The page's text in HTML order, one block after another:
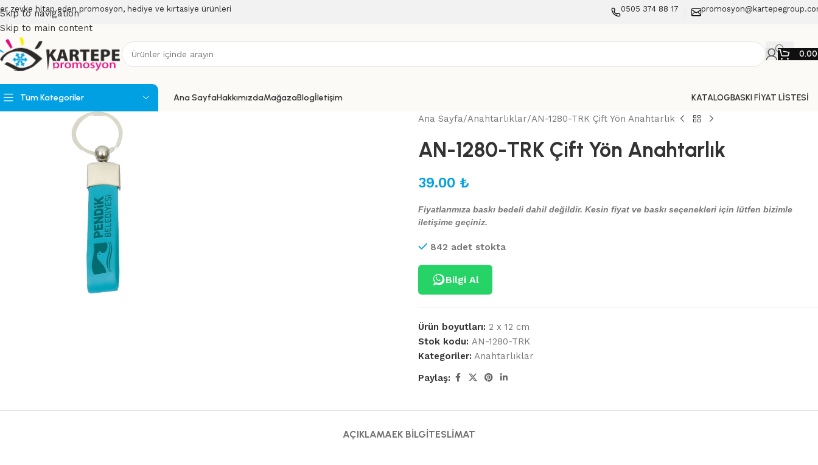
Skip to navigation
Skip to main content
zevke hitap eden promosyon, hediye ve kırtasiye ürünleri 0505 374 88 17
Tüm Kategoriler
Powerbank Organizerler
Ana SayfaHakkımızdaMağazaBlogİletişim KATALOGBASKI FİYAT LİSTESİ
Ana Sayfa Anahtarlıklar AN-1280-TRK Çift Yön Anahtarlık
AN-1280-TRK Çift Yön Anahtarlık
39.00 ₺
Fiyatlarımıza baskı bedeli dahil değildir. Kesin fiyat ve baskı seçenekleri için lütfen bizimle
iletişime geçiniz.
842 adet stokta
Bilgi Al
Ürün boyutları: 2 x 12 cm
Stok kodu: AN-1280-TRK
Kategoriler: Anahtarlıklar
Paylaş:
AÇIKLAMAEK BILGITESLIMAT